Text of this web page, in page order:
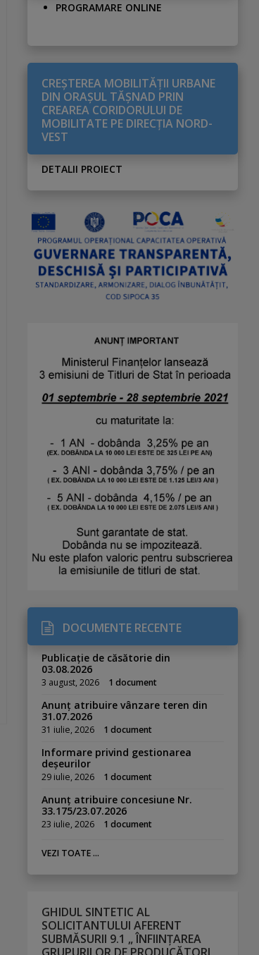
PROGRAMARE ONLINE
CREŞTEREA MOBILITĂŢII URBANE
DIN ORAŞUL TĂŞNAD PRIN
CREAREA CORIDORULUI DE
MOBILITATE PE DIRECŢIA NORD-
VEST
DETALII PROIECT
DOCUMENTE RECENTE
Publicație de căsătorie din
03.08.2026
3 august, 2026 1 document
Anunț atribuire vânzare teren din
31.07.2026
31 iulie, 2026 1 document
Informare privind gestionarea
deșeurilor
29 iulie, 2026 1 document
Anunț atribuire concesiune Nr.
33.175/23.07.2026
23 iulie, 2026 1 document
VEZI TOATE ...
GHIDUL SINTETIC AL
SOLICITANTULUI AFERENT
SUBMĂSURII 9.1 „ ÎNFIINȚAREA